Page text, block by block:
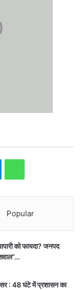
Popular
को फायदा? जनपद
: 48 घंटे में प्रशासन का